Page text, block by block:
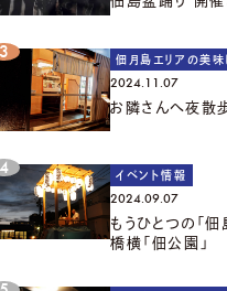
佃月島エリアの美味
2024.11.07
お隣さんへ夜散
イベント情報
2024.09.07
もうひとつの「
橋横「佃公園」